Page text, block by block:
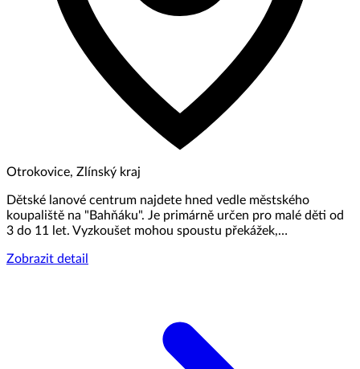
Otrokovice, Zlínský kraj
Dětské lanové centrum najdete hned vedle městského
koupaliště na "Bahňáku". Je primárně určen pro malé děti od
3 do 11 let. Vyzkoušet mohou spoustu překážek,…
Zobrazit detail